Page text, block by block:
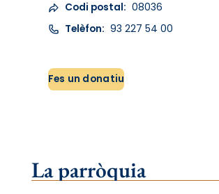
Codi postal: 08036
Telèfon: 93 227 54 00
Fes un donatiu
La parròquia